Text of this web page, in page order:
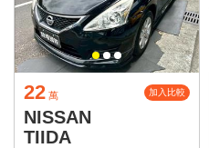
22 萬 加入比較
NISSAN
TIIDA